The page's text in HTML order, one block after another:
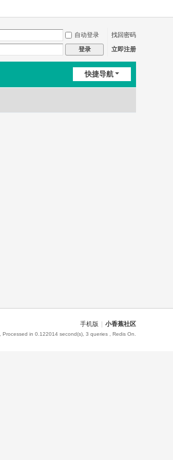
自动登录
找回密码
登录 立即注册
快捷导航
手机版 小香蕉社区
, Processed in 0.122014 second(s), 3 queries , Redis On.